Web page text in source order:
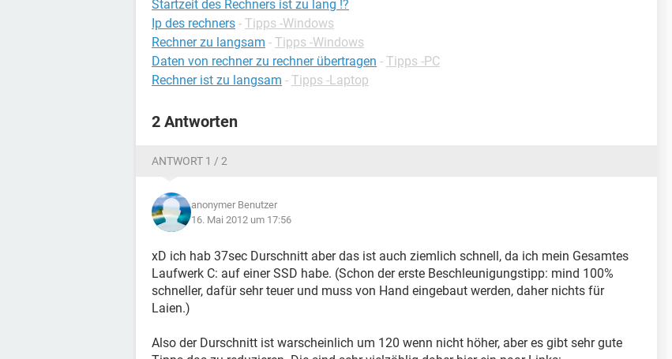
Startzeit des Rechners ist zu lang !?
Ip des rechners - Tipps -Windows
Rechner zu langsam - Tipps -Windows
Daten von rechner zu rechner übertragen - Tipps -PC
Rechner ist zu langsam - Tipps -Laptop
2 Antworten
ANTWORT 1 / 2
anonymer Benutzer
16. Mai 2012 um 17:56
xD ich hab 37sec Durschnitt aber das ist auch ziemlich schnell, da ich mein Gesamtes
Laufwerk C: auf einer SSD habe. (Schon der erste Beschleunigungstipp: mind 100%
schneller, dafür sehr teuer und muss von Hand eingebaut werden, daher nichts für
Laien.)
Also der Durschnitt ist warscheinlich um 120 wenn nicht höher, aber es gibt sehr gute